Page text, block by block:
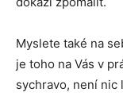
Myslete také na
je toho na Vás v
sychravo, není nic